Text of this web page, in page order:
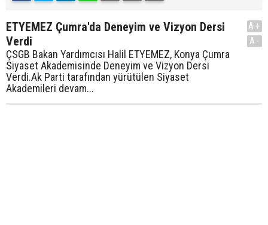
ETYEMEZ Çumra'da Deneyim ve Vizyon Dersi
Verdi
ÇSGB Bakan Yardımcısı Halil ETYEMEZ, Konya Çumra
Siyaset Akademisinde Deneyim ve Vizyon Dersi
Verdi.Ak Parti tarafından yürütülen Siyaset
Akademileri devam...
A+
A-